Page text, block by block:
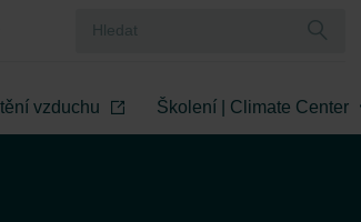
vzduchu Školení | Climate Center